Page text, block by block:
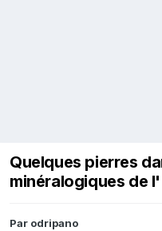
Quelques pierres
minéralogiques de
Par odripano